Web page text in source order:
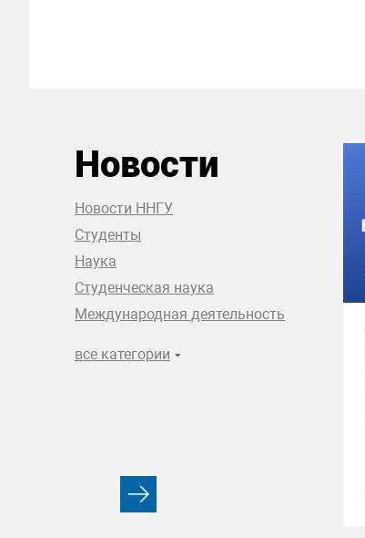
Новости
Новости ННГУ
Студенты
Наука
Студенческая наука
Международная деятельность
все категории